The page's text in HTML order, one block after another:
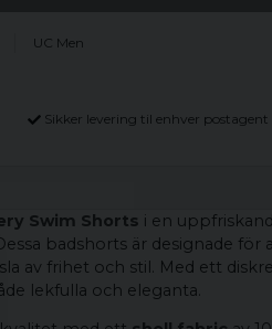
UC Men
Sikker levering til enhver postagent
Swim Shorts i en
badshorts är designade
av frihet och stil. Med ett
lekfulla och eleganta.